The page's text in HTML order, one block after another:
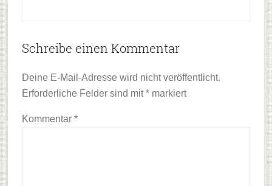
Leser-
Schreibe einen Kommentar
Deine E-Mail-Adresse wird nicht veröffentlicht.
Erforderliche Felder sind mit*markiert
Kommentar *